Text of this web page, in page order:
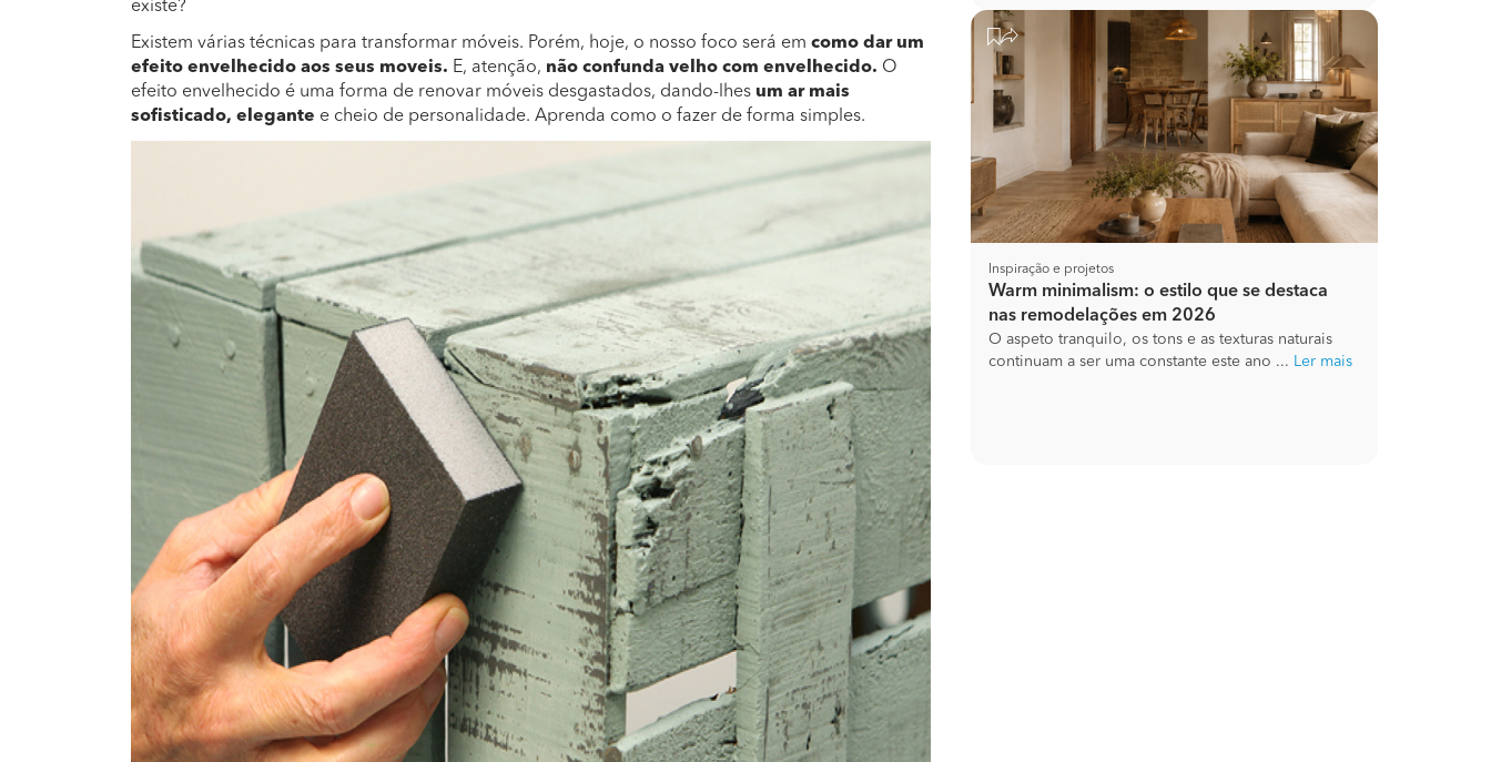
existe?
Existem várias técnicas para transformar móveis. Porém, hoje, o nosso foco será em como dar um
efeito envelhecido aos seus moveis. E, atenção, não confunda velho com envelhecido. O
efeito envelhecido é uma forma de renovar móveis desgastados, dando-lhes um ar mais
sofisticado, elegante e cheio de personalidade. Aprenda como o fazer de forma simples.
Inspiração e projetos
Warm minimalism: o estilo que se destaca
nas remodelações em 2026
O aspeto tranquilo, os tons e as texturas naturais
continuam a ser uma constante este ano ... Ler mais